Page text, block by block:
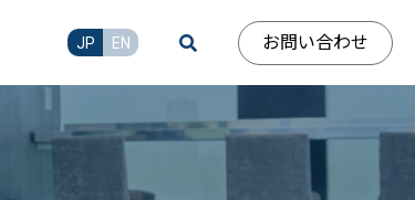
JP EN お問い合わせ